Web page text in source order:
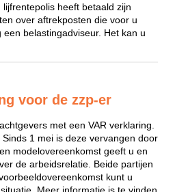
heeft betaald zijn
over aftrekposten die voor u
belastingadviseur. Het kan u
voor de zzp-er
met een VAR verklaring.
1 mei is deze vervangen door
modelovereenkomst geeft u en
de arbeidsrelatie. Beide partijen
kunt u